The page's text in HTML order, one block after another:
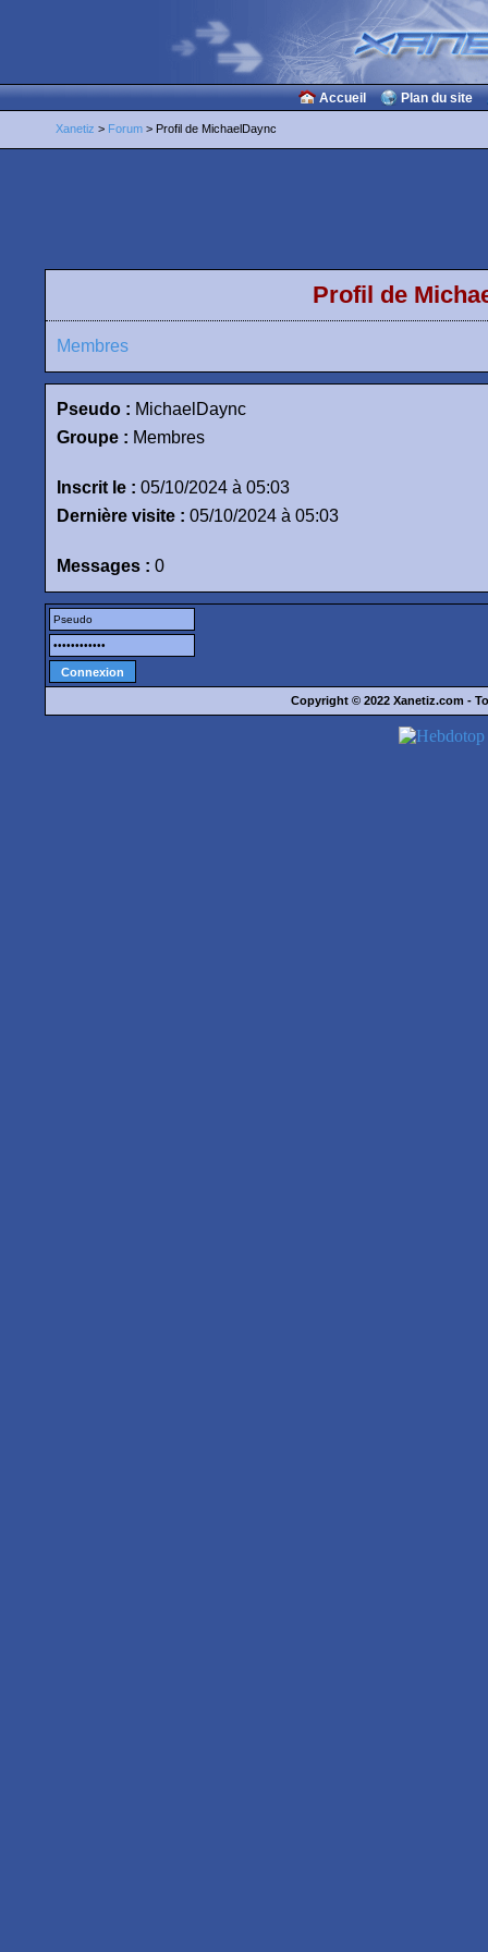
Accueil Plan du site
Xanetiz > Forum > Profil de MichaelDaync
Profil de
Membres
Pseudo : MichaelDaync
Groupe : Membres
Inscrit le : 05/10/2024 à 05:03
Dernière visite : 05/10/2024 à 05:03
Messages : 0
Copyright © 2022 Xanetiz.com -